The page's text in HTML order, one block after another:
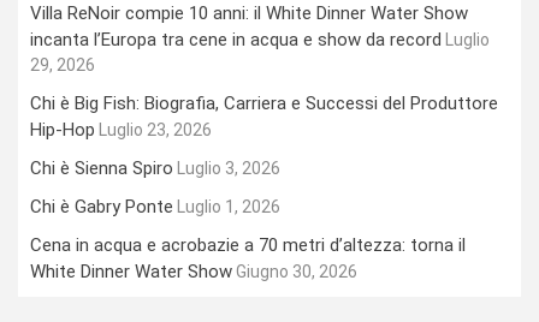
Villa ReNoir compie 10 anni: il White Dinner Water Show
incanta l’Europa tra cene in acqua e show da record
Luglio
29, 2026
Chi è Big Fish: Biografia, Carriera e Successi del Produttore
Hip-Hop
Luglio 23, 2026
Chi è Sienna Spiro Luglio 3, 2026
Chi è Gabry Ponte Luglio 1, 2026
Cena in acqua e acrobazie a 70 metri d’altezza: torna il
White Dinner Water ShowGiugno 30, 2026